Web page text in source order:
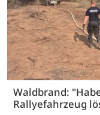
Waldbrand:
Rallyefahrzeug